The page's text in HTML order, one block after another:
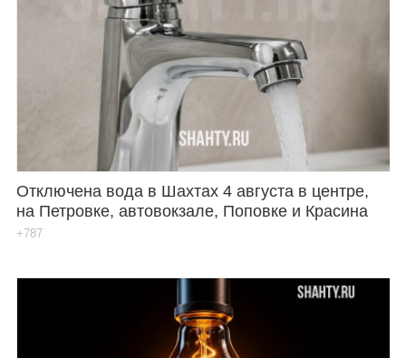
Отключена вода в Шахтах 4 августа в центре,
на Петровке, автовокзале, Поповке и Красина
+787